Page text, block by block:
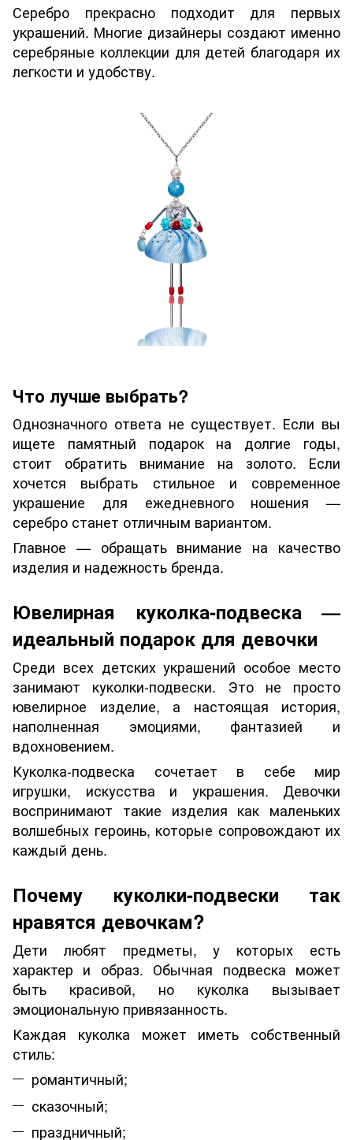
Серебро прекрасно подходит для первых
украшений. Многие дизайнеры создают именно
серебряные коллекции для детей благодаря их
легкости и удобству.
Что лучше выбрать?
Однозначного ответа не существует. Если вы
ищете памятный подарок на долгие годы,
стоит обратить внимание на золото. Если
хочется выбрать стильное и современное
украшение для ежедневного ношения —
серебро станет отличным вариантом.
Главное — обращать внимание на качество
изделия и надежность бренда.
Ювелирная куколка-подвеска —
идеальный подарок для девочки
Среди всех детских украшений особое место
занимают куколки-подвески. Это не просто
ювелирное изделие, а настоящая история,
наполненная эмоциями, фантазией и
вдохновением.
Куколка-подвеска сочетает в себе мир
игрушки, искусства и украшения. Девочки
воспринимают такие изделия как маленьких
волшебных героинь, которые сопровождают их
каждый день.
Почему куколки-подвески так
нравятся девочкам?
Дети любят предметы, у которых есть
характер и образ. Обычная подвеска может
быть красивой, но куколка вызывает
эмоциональную привязанность.
Каждая куколка может иметь собственный
стиль:
романтичный;
сказочный;
праздничный;